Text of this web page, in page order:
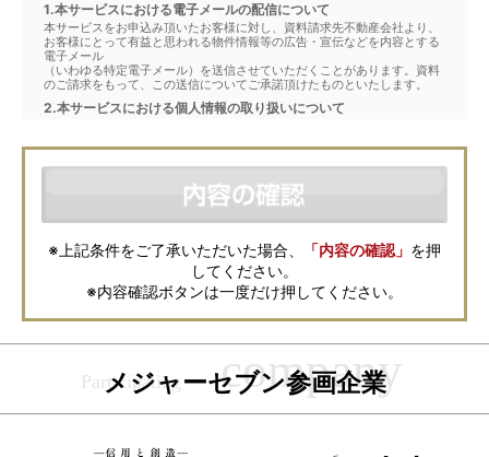
1.本サービスにおける電子メールの配信について
本サービスをお申込み頂いたお客様に対し、資料請求先不動産会社より、
お客様にとって有益と思われる物件情報等の広告・宣伝などを内容とする
電子メール
（いわゆる特定電子メール）を送信させていただくことがあります。資料
のご請求をもって、この送信についてご承諾頂けたものといたします。
2.本サービスにおける個人情報の取り扱いについて
本フォームからお客様が記入・登録された個人情報は、ダイレクトメール
などの資料送付・電子メールの送信・電話連絡などの目的で資料請求先不
動産会社が利用・保管します。資料請求先不動産会社が保管する個人情報
の取扱いについては、各不動産会社に直接お問合せください。
また、上記とは別にメジャーセブンでは本サービスを円滑に運用するため
に、お客様の個人情報をサービスご利用の控えとして一定期間保管いたし
ます。 ご記入の内容が不明瞭で資料をお送りできない場合、その他当社が
本サービスを円滑に運用するために必要な範囲において、直接メジャーセ
ブンから確認のご連絡をさせていただくことがありますので、あらかじめ
ご了承ください。
メジャーセブンの個人情報の取扱い方針についてはこちらをご覧くださ
※上記条件をご了承いただいた場合、 「内容の確認」 を押
してください。
※内容確認ボタンは一度だけ押してください。
メジャーセブン参画企業